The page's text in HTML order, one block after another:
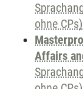
ohne CPs)
Affairs